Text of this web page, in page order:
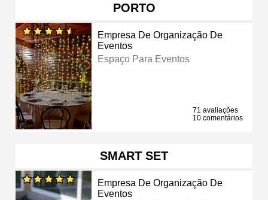
PORTO
Empresa De Organização De
Eventos
Espaço Para Eventos
71 avaliações
10 comentários
SMART SET
Empresa De Organização De
Eventos